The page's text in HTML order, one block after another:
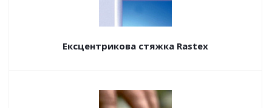
Ексцентрикова стяжка Rastex